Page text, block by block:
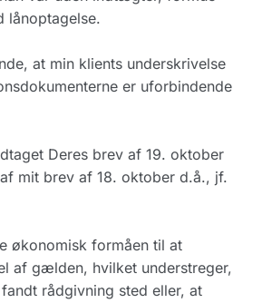
lånoptagelse.
at min klients underskrivelse
er uforbindende
Deres brev af 19. oktober
mit brev af 18. oktober d.å., jf.
økonomisk formåen til at
af gælden, hvilket understreger,
rådgivning sted eller, at